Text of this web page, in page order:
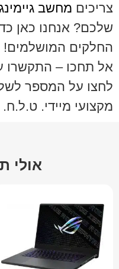
צריכים מחשב
שלכם? אנחנו כאן
החלקים המושלמים!
אל תחכו – התקשרו
לחצו על המספר
מקצועי מיידי. ט.ל.ח.
אולי